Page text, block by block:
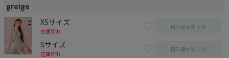
greige
XSサイズ
在庫切れ
再入荷お知らせ
Sサイズ
在庫切れ
再入荷お知らせ